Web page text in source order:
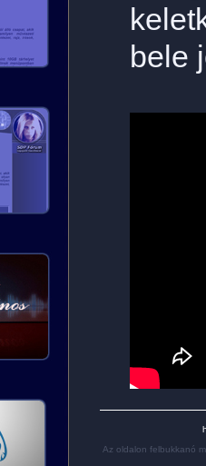
bele
Az oldalon felbukkanó